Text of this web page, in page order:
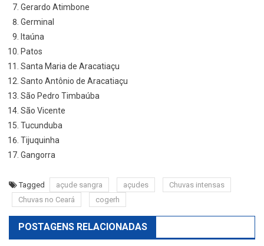
Gerardo Atimbone
Germinal
Itaúna
Patos
Santa Maria de Aracatiaçu
Santo Antônio de Aracatiaçu
São Pedro Timbaúba
São Vicente
Tucunduba
Tijuquinha
Gangorra
Tagged açude sangra açudes
Chuvas intensas
Chuvas no Ceará
cogerh
POSTAGENS RELACIONADAS